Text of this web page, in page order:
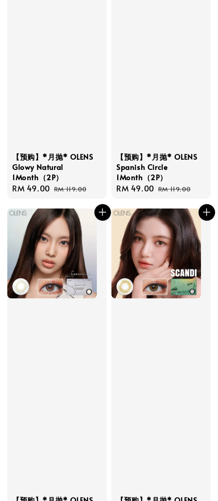
【预购】*月抛* OLENS
Glowy Natural
1Month（2P）
Sale
RM 49.00 Regular
RM 119.00
【预购】*月抛* OLENS
Spanish Circle
1Month（2P）
Sale
RM 49.00 Regular
RM 119.00